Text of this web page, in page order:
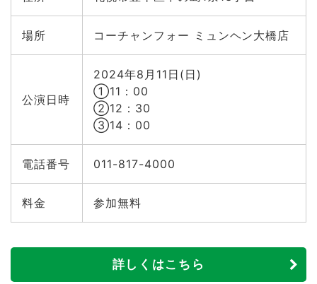
場所 コーチャンフォー ミュンヘン大橋店
公演日時
2024年8月11日(日)
①11：00
②12：30
③14：00
電話番号 011-817-4000
料金 参加無料
詳しくはこちら